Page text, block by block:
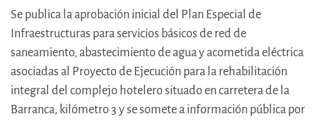
Se publica la aprobación inicial del Plan Especial de
Infraestructuras para servicios básicos de red de
saneamiento, abastecimiento de agua y acometida eléctrica
asociadas al Proyecto de Ejecución para la rehabilitación
integral del complejo hotelero situado en carretera de la
Barranca, kilómetro 3 y se somete a información pública por